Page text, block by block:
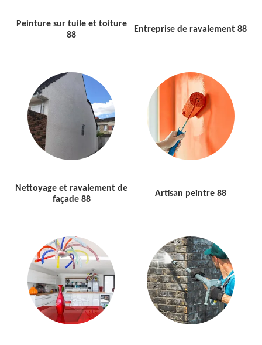
Peinture sur tuile et toiture
88
Entreprise de ravalement 88
Nettoyage et ravalement de
façade 88
Artisan peintre 88